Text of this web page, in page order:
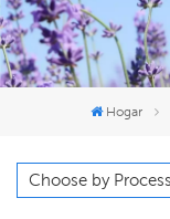
Hogar